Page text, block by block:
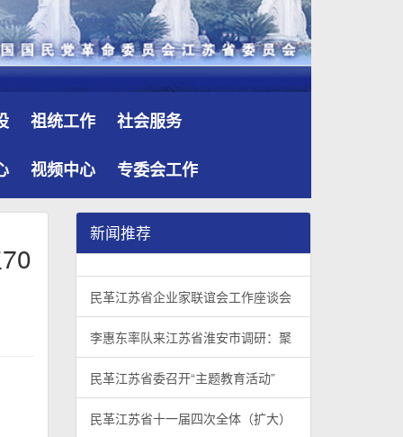
祖统工作 社会服务
视频中心 专委会工作
新闻推荐
民革江苏省企业家联谊会工作座谈会在宁召开
1/3 李惠东率队来江苏省淮安市调研：聚焦民革党
2/3 民革江苏省委召开“主题教育活动” 领导班子民
3/3
民革江苏省企业家联谊会工作座谈会
李惠东率队来江苏省淮安市调研：聚
民革江苏省委召开“主题教育活动”
民革江苏省十一届四次全体（扩大）